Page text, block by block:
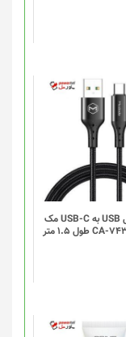
کابل تبدیل USB به USB-C مک